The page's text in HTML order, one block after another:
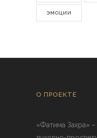
ЭМОЦИИ
О ПРОЕКТЕ
«Фатима Захра»